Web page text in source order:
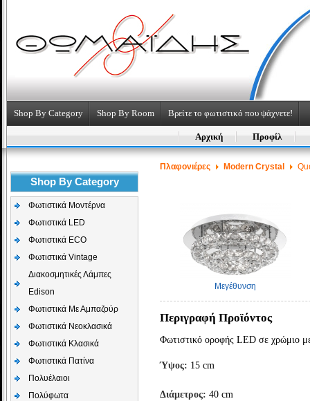
Shop By Category Shop By Room Βρείτε το φωτιστικό που ψάχνετε!
Αρχική Προφίλ
Shop By Category
Φωτιστικά Μοντέρνα
Φωτιστικά LED
Φωτιστικά ECO
Φωτιστικά Vintage
Διακοσμητικές Λάμπες
Edison
Φωτιστικά Με Αμπαζούρ
Φωτιστικά Νεοκλασικά
Φωτιστικά Κλασικά
Φωτιστικά Πατίνα
Πολυέλαιοι
Πολύφωτα
Πλαφονιέρες Modern Crystal
Μεγέθυνση
Περιγραφή Προϊόντος
Φωτιστικό οροφής LED σε χρώμιο
Ύψος: 15 cm
Διάμετρος: 40 cm